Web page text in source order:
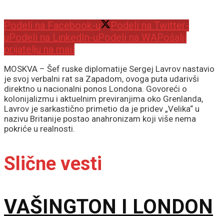
Podeli na Facebook-u
Podeli na Twitter-
uPodeli na LinkedIn-uPodeli na WAPošalji
prijatelju na mail
MOSKVA – Šef ruske diplomatije Sergej Lavrov nastavio
je svoj verbalni rat sa Zapadom, ovoga puta udarivši
direktno u nacionalni ponos Londona. Govoreći o
kolonijalizmu i aktuelnim previranjima oko Grenlanda,
Lavrov je sarkastično primetio da je pridev „Velika“ u
nazivu Britanije postao anahronizam koji više nema
pokriće u realnosti.
Slične vesti
VAŠINGTON I LONDON